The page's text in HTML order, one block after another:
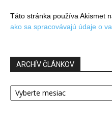
Táto stránka používa Akismet
ako sa spracovávajú údaje o
ARCHÍV ČLÁNKOV
ARCHÍV
ČLÁNKOV